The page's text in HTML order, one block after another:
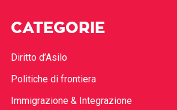
CATEGORIE
Diritto d’Asilo
Politiche di frontiera
Immigrazione & Integrazione